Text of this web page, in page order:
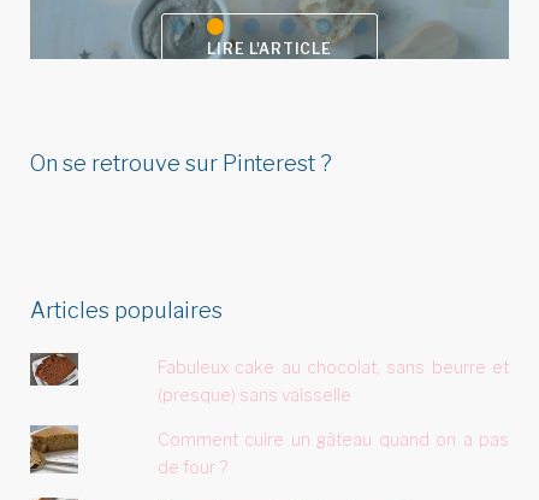
LIRE L'ARTICLE
On se retrouve sur Pinterest ?
Articles populaires
Fabuleux cake au chocolat, sans beurre et
(presque) sans vaisselle
Comment cuire un gâteau quand on a pas
de four ?